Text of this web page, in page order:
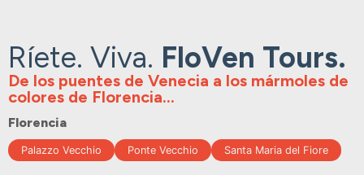
Ríete. Viva. FloVen Tours.
De los puentes de Venecia a los mármoles de
colores de Florencia...
Florencia
Palazzo Vecchio Ponte Vecchio Santa Maria del Fiore